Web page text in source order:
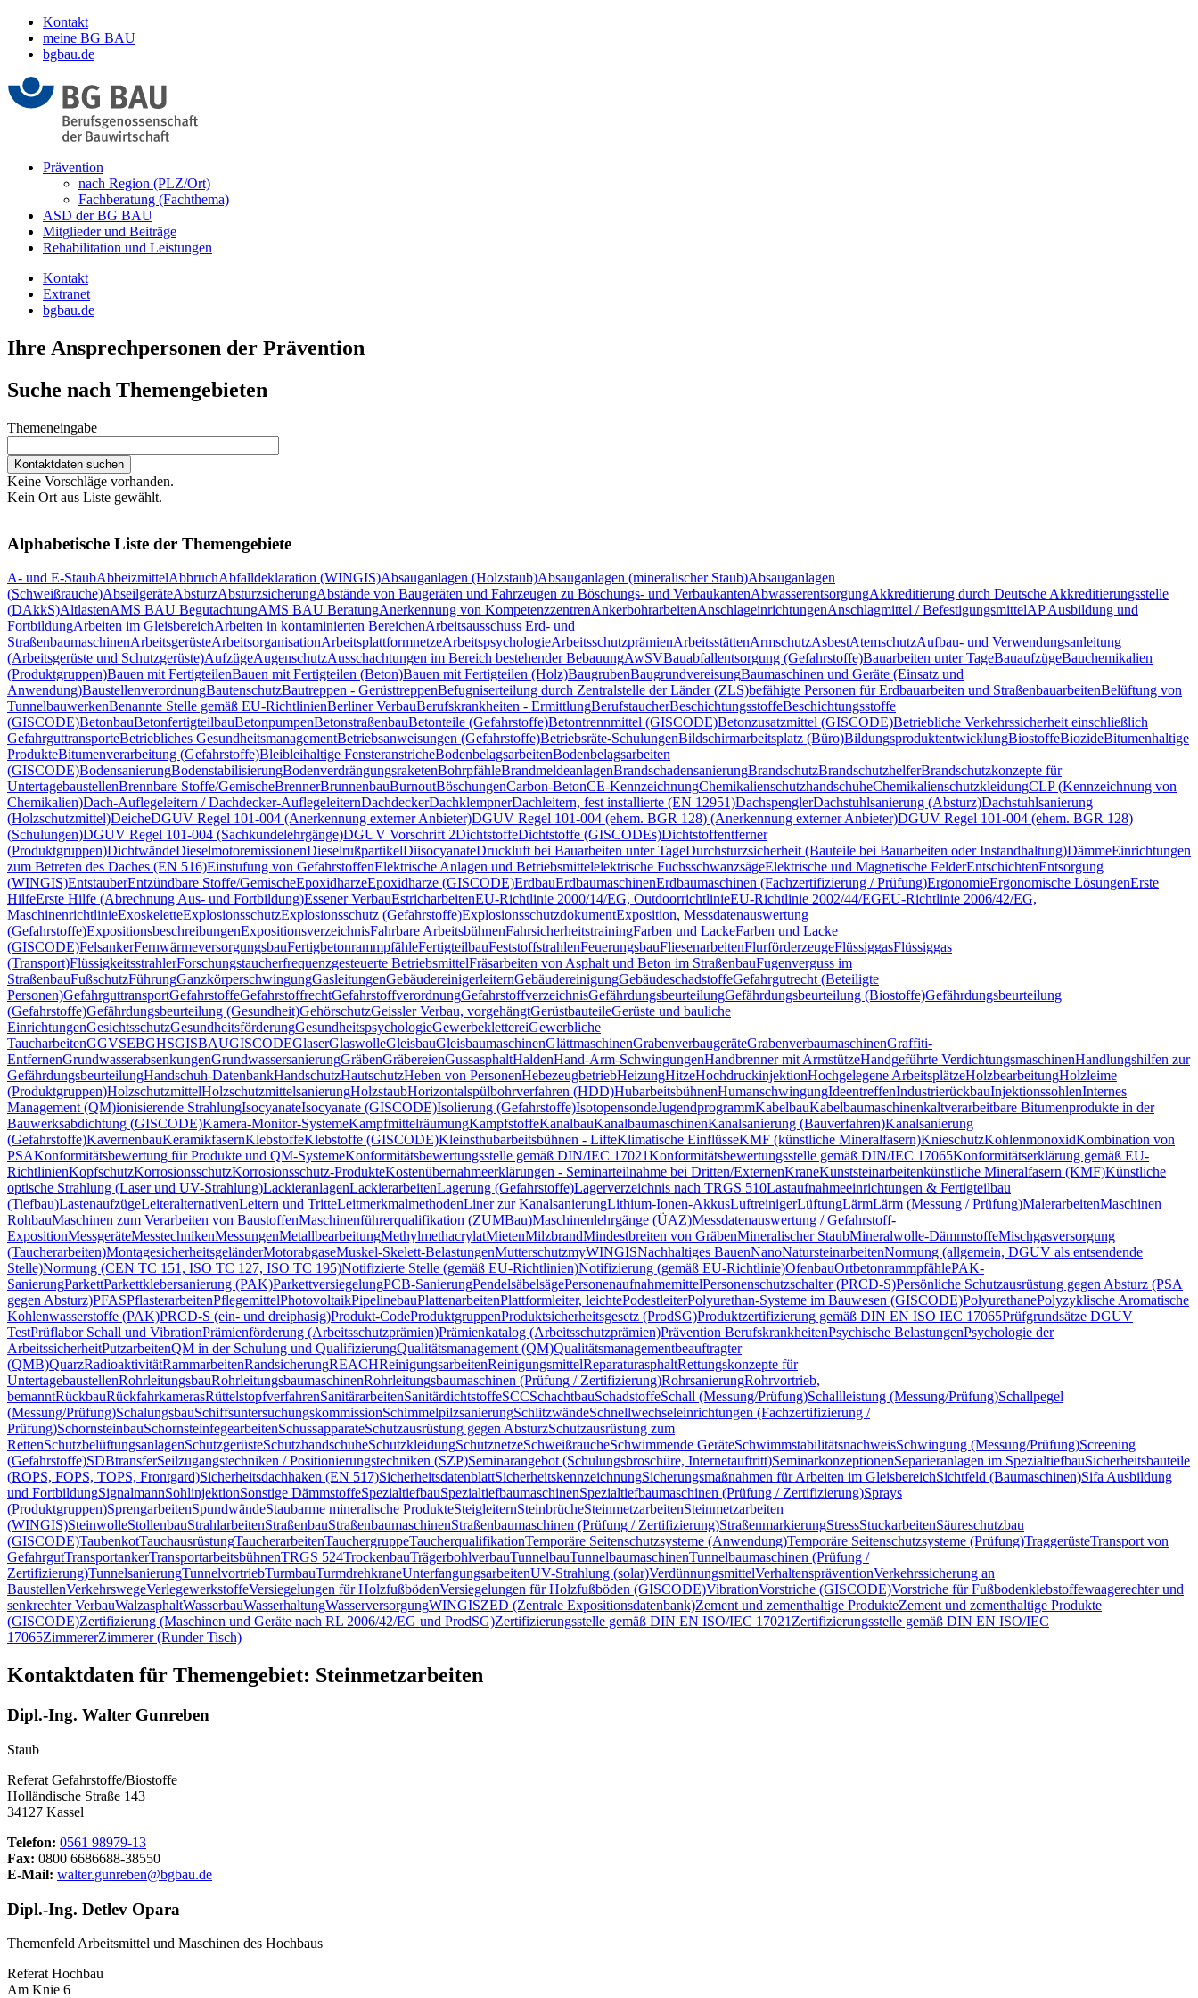
Kontakt
meine BG BAU
bgbau.de
Prävention
nach Region (PLZ/Ort)
Fachberatung (Fachthema)
ASD der BG BAU
Mitglieder und Beiträge
Rehabilitation und Leistungen
Kontakt
Extranet
bgbau.de
Ihre Ansprechpersonen der Prävention
Suche nach Themengebieten
Themeneingabe
Keine Vorschläge vorhanden.
Kein Ort aus Liste gewählt.
Alphabetische Liste der Themengebiete
A- und E-StaubAbbeizmittelAbbruchAbfalldeklaration (WINGIS)Absauganlagen (Holzstaub)Absauganlagen (mineralischer Staub)Absauganlagen
(Schweißrauche)AbseilgeräteAbsturzAbsturzsicherungAbstände von Baugeräten und Fahrzeugen zu Böschungs- und VerbaukantenAbwasserentsorgungAkkreditierung durch Deutsche Akkreditierungsstelle
(DAkkS)AltlastenAMS BAU BegutachtungAMS BAU BeratungAnerkennung von KompetenzzentrenAnkerbohrarbeitenAnschlageinrichtungenAnschlagmittel / BefestigungsmittelAP Ausbildung und
FortbildungArbeiten im GleisbereichArbeiten in kontaminierten BereichenArbeitsausschuss Erd- und
StraßenbaumaschinenArbeitsgerüsteArbeitsorganisationArbeitsplattformnetzeArbeitspsychologieArbeitsschutzprämienArbeitsstättenArmschutzAsbestAtemschutzAufbau- und Verwendungsanleitung
(Arbeitsgerüste und Schutzgerüste)AufzügeAugenschutzAusschachtungen im Bereich bestehender BebauungAwSVBauabfallentsorgung (Gefahrstoffe)Bauarbeiten unter TageBauaufzügeBauchemikalien
(Produktgruppen)Bauen mit FertigteilenBauen mit Fertigteilen (Beton)Bauen mit Fertigteilen (Holz)BaugrubenBaugrundvereisungBaumaschinen und Geräte (Einsatz und
Anwendung)BaustellenverordnungBautenschutzBautreppen - GerüsttreppenBefugniserteilung durch Zentralstelle der Länder (ZLS)befähigte Personen für Erdbauarbeiten und StraßenbauarbeitenBelüftung von
TunnelbauwerkenBenannte Stelle gemäß EU-RichtlinienBerliner VerbauBerufskrankheiten - ErmittlungBerufstaucherBeschichtungsstoffeBeschichtungsstoffe
(GISCODE)BetonbauBetonfertigteilbauBetonpumpenBetonstraßenbauBetonteile (Gefahrstoffe)Betontrennmittel (GISCODE)Betonzusatzmittel (GISCODE)Betriebliche Verkehrssicherheit einschließlich
GefahrguttransporteBetriebliches GesundheitsmanagementBetriebsanweisungen (Gefahrstoffe)Betriebsräte-SchulungenBildschirmarbeitsplatz (Büro)BildungsproduktentwicklungBiostoffeBiozideBitumenhaltige
ProdukteBitumenverarbeitung (Gefahrstoffe)Bleibleihaltige FensteranstricheBodenbelagsarbeitenBodenbelagsarbeiten
(GISCODE)BodensanierungBodenstabilisierungBodenverdrängungsraketenBohrpfähleBrandmeldeanlagenBrandschadensanierungBrandschutzBrandschutzhelferBrandschutzkonzepte für
UntertagebaustellenBrennbare Stoffe/GemischeBrennerBrunnenbauBurnoutBöschungenCarbon-BetonCE-KennzeichnungChemikalienschutzhandschuheChemikalienschutzkleidungCLP (Kennzeichnung von
Chemikalien)Dach-Auflegeleitern / Dachdecker-AuflegeleiternDachdeckerDachklempnerDachleitern, fest installierte (EN 12951)DachspenglerDachstuhlsanierung (Absturz)Dachstuhlsanierung
(Holzschutzmittel)DeicheDGUV Regel 101-004 (Anerkennung externer Anbieter)DGUV Regel 101-004 (ehem. BGR 128) (Anerkennung externer Anbieter)DGUV Regel 101-004 (ehem. BGR 128)
(Schulungen)DGUV Regel 101-004 (Sachkundelehrgänge)DGUV Vorschrift 2DichtstoffeDichtstoffe (GISCODEs)Dichtstoffentferner
(Produktgruppen)DichtwändeDieselmotoremissionenDieselrußpartikelDiisocyanateDruckluft bei Bauarbeiten unter TageDurchsturzsicherheit (Bauteile bei Bauarbeiten oder Instandhaltung)DämmeEinrichtungen
zum Betreten des Daches (EN 516)Einstufung von GefahrstoffenElektrische Anlagen und Betriebsmittelelektrische FuchsschwanzsägeElektrische und Magnetische FelderEntschichtenEntsorgung
(WINGIS)EntstauberEntzündbare Stoffe/GemischeEpoxidharzeEpoxidharze (GISCODE)ErdbauErdbaumaschinenErdbaumaschinen (Fachzertifizierung / Prüfung)ErgonomieErgonomische LösungenErste
HilfeErste Hilfe (Abrechnung Aus- und Fortbildung)Essener VerbauEstricharbeitenEU-Richtlinie 2000/14/EG, OutdoorrichtlinieEU-Richtlinie 2002/44/EGEU-Richtlinie 2006/42/EG,
MaschinenrichtlinieExoskeletteExplosionsschutzExplosionsschutz (Gefahrstoffe)ExplosionsschutzdokumentExposition, Messdatenauswertung
(Gefahrstoffe)ExpositionsbeschreibungenExpositionsverzeichnisFahrbare ArbeitsbühnenFahrsicherheitstrainingFarben und LackeFarben und Lacke
(GISCODE)FelsankerFernwärmeversorgungsbauFertigbetonrammpfähleFertigteilbauFeststoffstrahlenFeuerungsbauFliesenarbeitenFlurförderzeugeFlüssiggasFlüssiggas
(Transport)FlüssigkeitsstrahlerForschungstaucherfrequenzgesteuerte BetriebsmittelFräsarbeiten von Asphalt und Beton im StraßenbauFugenverguss im
StraßenbauFußschutzFührungGanzkörperschwingungGasleitungenGebäudereinigerleiternGebäudereinigungGebäudeschadstoffeGefahrgutrecht (Beteiligte
Personen)GefahrguttransportGefahrstoffeGefahrstoffrechtGefahrstoffverordnungGefahrstoffverzeichnisGefährdungsbeurteilungGefährdungsbeurteilung (Biostoffe)Gefährdungsbeurteilung
(Gefahrstoffe)Gefährdungsbeurteilung (Gesundheit)GehörschutzGeissler Verbau, vorgehängtGerüstbauteileGerüste und bauliche
EinrichtungenGesichtsschutzGesundheitsförderungGesundheitspsychologieGewerbeklettereiGewerbliche
TaucharbeitenGGVSEBGHSGISBAUGISCODEGlaserGlaswolleGleisbauGleisbaumaschinenGlättmaschinenGrabenverbaugeräteGrabenverbaumaschinenGraffiti-
EntfernenGrundwasserabsenkungenGrundwassersanierungGräbenGräbereienGussasphaltHaldenHand-Arm-SchwingungenHandbrenner mit ArmstützeHandgeführte VerdichtungsmaschinenHandlungshilfen zur
GefährdungsbeurteilungHandschuh-DatenbankHandschutzHautschutzHeben von PersonenHebezeugbetriebHeizungHitzeHochdruckinjektionHochgelegene ArbeitsplätzeHolzbearbeitungHolzleime
(Produktgruppen)HolzschutzmittelHolzschutzmittelsanierungHolzstaubHorizontalspülbohrverfahren (HDD)HubarbeitsbühnenHumanschwingungIdeentreffenIndustrierückbauInjektionssohlenInternes
Management (QM)ionisierende StrahlungIsocyanateIsocyanate (GISCODE)Isolierung (Gefahrstoffe)IsotopensondeJugendprogrammKabelbauKabelbaumaschinenkaltverarbeitbare Bitumenprodukte in der
Bauwerksabdichtung (GISCODE)Kamera-Monitor-SystemeKampfmittelräumungKampfstoffeKanalbauKanalbaumaschinenKanalsanierung (Bauverfahren)Kanalsanierung
(Gefahrstoffe)KavernenbauKeramikfasernKlebstoffeKlebstoffe (GISCODE)Kleinsthubarbeitsbühnen - LifteKlimatische EinflüsseKMF (künstliche Mineralfasern)KnieschutzKohlenmonoxidKombination von
PSAKonformitätsbewertung für Produkte und QM-SystemeKonformitätsbewertungsstelle gemäß DIN/IEC 17021Konformitätsbewertungsstelle gemäß DIN/IEC 17065Konformitätserklärung gemäß EU-
RichtlinienKopfschutzKorrosionsschutzKorrosionsschutz-ProdukteKostenübernahmeerklärungen - Seminarteilnahme bei Dritten/ExternenKraneKunststeinarbeitenkünstliche Mineralfasern (KMF)Künstliche
optische Strahlung (Laser und UV-Strahlung)LackieranlagenLackierarbeitenLagerung (Gefahrstoffe)Lagerverzeichnis nach TRGS 510Lastaufnahmeeinrichtungen & Fertigteilbau
(Tiefbau)LastenaufzügeLeiteralternativenLeitern und TritteLeitmerkmalmethodenLiner zur KanalsanierungLithium-Ionen-AkkusLuftreinigerLüftungLärmLärm (Messung / Prüfung)MalerarbeitenMaschinen
RohbauMaschinen zum Verarbeiten von BaustoffenMaschinenführerqualifikation (ZUMBau)Maschinenlehrgänge (ÜAZ)Messdatenauswertung / Gefahrstoff-
ExpositionMessgeräteMesstechnikenMessungenMetallbearbeitungMethylmethacrylatMietenMilzbrandMindestbreiten von GräbenMineralischer StaubMineralwolle-DämmstoffeMischgasversorgung
(Taucherarbeiten)MontagesicherheitsgeländerMotorabgaseMuskel-Skelett-BelastungenMutterschutzmyWINGISNachhaltiges BauenNanoNatursteinarbeitenNormung (allgemein, DGUV als entsendende
Stelle)Normung (CEN TC 151, ISO TC 127, ISO TC 195)Notifizierte Stelle (gemäß EU-Richtlinien)Notifizierung (gemäß EU-Richtlinie)OfenbauOrtbetonrammpfählePAK-
SanierungParkettParkettklebersanierung (PAK)ParkettversiegelungPCB-SanierungPendelsäbelsägePersonenaufnahmemittelPersonenschutzschalter (PRCD-S)Persönliche Schutzausrüstung gegen Absturz (PSA
gegen Absturz)PFASPflasterarbeitenPflegemittelPhotovoltaikPipelinebauPlattenarbeitenPlattformleiter, leichtePodestleiterPolyurethan-Systeme im Bauwesen (GISCODE)PolyurethanePolyzyklische Aromatische
Kohlenwasserstoffe (PAK)PRCD-S (ein- und dreiphasig)Produkt-CodeProduktgruppenProduktsicherheitsgesetz (ProdSG)Produktzertifizierung gemäß DIN EN ISO IEC 17065Prüfgrundsätze DGUV
TestPrüflabor Schall und VibrationPrämienförderung (Arbeitsschutzprämien)Prämienkatalog (Arbeitsschutzprämien)Prävention BerufskrankheitenPsychische BelastungenPsychologie der
ArbeitssicherheitPutzarbeitenQM in der Schulung und QualifizierungQualitätsmanagement (QM)Qualitätsmanagementbeauftragter
(QMB)QuarzRadioaktivitätRammarbeitenRandsicherungREACHReinigungsarbeitenReinigungsmittelReparaturasphaltRettungskonzepte für
UntertagebaustellenRohrleitungsbauRohrleitungsbaumaschinenRohrleitungsbaumaschinen (Prüfung / Zertifizierung)RohrsanierungRohrvortrieb,
bemanntRückbauRückfahrkamerasRüttelstopfverfahrenSanitärarbeitenSanitärdichtstoffeSCCSchachtbauSchadstoffeSchall (Messung/Prüfung)Schallleistung (Messung/Prüfung)Schallpegel
(Messung/Prüfung)SchalungsbauSchiffsuntersuchungskommissionSchimmelpilzsanierungSchlitzwändeSchnellwechseleinrichtungen (Fachzertifizierung /
Prüfung)SchornsteinbauSchornsteinfegearbeitenSchussapparateSchutzausrüstung gegen AbsturzSchutzausrüstung zum
RettenSchutzbelüftungsanlagenSchutzgerüsteSchutzhandschuheSchutzkleidungSchutznetzeSchweißraucheSchwimmende GeräteSchwimmstabilitätsnachweisSchwingung (Messung/Prüfung)Screening
(Gefahrstoffe)SDBtransferSeilzugangstechniken / Positionierungstechniken (SZP)Seminarangebot (Schulungsbroschüre, Internetauftritt)SeminarkonzeptionenSeparieranlagen im SpezialtiefbauSicherheitsbauteile
(ROPS, FOPS, TOPS, Frontgard)Sicherheitsdachhaken (EN 517)SicherheitsdatenblattSicherheitskennzeichnungSicherungsmaßnahmen für Arbeiten im GleisbereichSichtfeld (Baumaschinen)Sifa Ausbildung
und FortbildungSignalmannSohlinjektionSonstige DämmstoffeSpezialtiefbauSpezialtiefbaumaschinenSpezialtiefbaumaschinen (Prüfung / Zertifizierung)Sprays
(Produktgruppen)SprengarbeitenSpundwändeStaubarme mineralische ProdukteSteigleiternSteinbrücheSteinmetzarbeitenSteinmetzarbeiten
(WINGIS)SteinwolleStollenbauStrahlarbeitenStraßenbauStraßenbaumaschinenStraßenbaumaschinen (Prüfung / Zertifizierung)StraßenmarkierungStressStuckarbeitenSäureschutzbau
(GISCODE)TaubenkotTauchausrüstungTaucherarbeitenTauchergruppeTaucherqualifikationTemporäre Seitenschutzsysteme (Anwendung)Temporäre Seitenschutzsysteme (Prüfung)TraggerüsteTransport von
GefahrgutTransportankerTransportarbeitsbühnenTRGS 524TrockenbauTrägerbohlverbauTunnelbauTunnelbaumaschinenTunnelbaumaschinen (Prüfung /
Zertifizierung)TunnelsanierungTunnelvortriebTurmbauTurmdrehkraneUnterfangungsarbeitenUV-Strahlung (solar)VerdünnungsmittelVerhaltenspräventionVerkehrssicherung an
BaustellenVerkehrswegeVerlegewerkstoffeVersiegelungen für HolzfußbödenVersiegelungen für Holzfußböden (GISCODE)VibrationVorstriche (GISCODE)Vorstriche für Fußbodenklebstoffewaagerechter und
senkrechter VerbauWalzasphaltWasserbauWasserhaltungWasserversorgungWINGISZED (Zentrale Expositionsdatenbank)Zement und zementhaltige ProdukteZement und zementhaltige Produkte
(GISCODE)Zertifizierung (Maschinen und Geräte nach RL 2006/42/EG und ProdSG)Zertifizierungsstelle gemäß DIN EN ISO/IEC 17021Zertifizierungsstelle gemäß DIN EN ISO/IEC
17065ZimmererZimmerer (Runder Tisch)
Kontaktdaten für Themengebiet: Steinmetzarbeiten
Dipl.-Ing. Walter Gunreben
Staub
Referat Gefahrstoffe/Biostoffe
Holländische Straße 143
34127 Kassel
Telefon: 0561 98979-13
Fax: 0800 6686688-38550
E-Mail: walter.gunreben@bgbau.de
Dipl.-Ing. Detlev Opara
Themenfeld Arbeitsmittel und Maschinen des Hochbaus
Referat Hochbau
Am Knie 6